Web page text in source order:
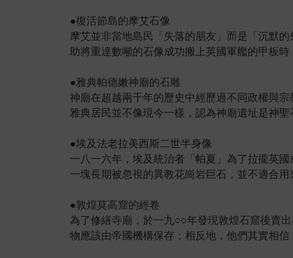
●復活節島的摩艾石像
摩艾並非當地島民「失落的朋友」而是「沉默
助將重達數噸的石像成功搬上英國軍艦的甲板
●雅典帕德嫩神廟的石雕
神廟在超越兩千年的歷史中經歷過不同政權與
雅典居民並不像現今一樣，認為神廟遺址是神
●埃及法老拉美西斯二世半身像
一八一六年，埃及統治者「帕夏」為了拉攏英
一塊長期被忽視的異教花崗岩巨石，並不適合
●敦煌莫高窟的經卷
為了修繕寺廟，於一九○○年發現敦煌石窟後賣
物應該由帝國機構保存；相反地，他們其實相